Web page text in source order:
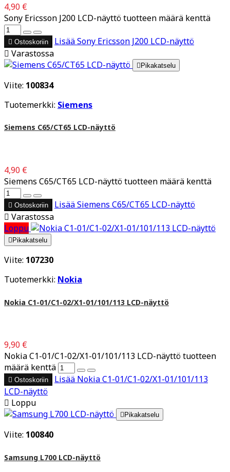
4,90 €
Sony Ericsson J200 LCD-näyttö tuotteen määrä kenttä
 Ostoskoriin LisääSony Ericsson J200 LCD-näyttö
 Varastossa
Pikakatselu
Viite: 100834
Tuotemerkki: Siemens
Siemens C65/CT65 LCD-näyttö
4,90 €
Siemens C65/CT65 LCD-näyttö tuotteen määrä kenttä
 Ostoskoriin LisääSiemens C65/CT65 LCD-näyttö
 Varastossa
Loppu
 Pikakatselu
Viite: 107230
Tuotemerkki: Nokia
Nokia C1-01/C1-02/X1-01/101/113 LCD-näyttö
9,90 €
Nokia C1-01/C1-02/X1-01/101/113 LCD-näyttö tuotteen
määrä kenttä
 Ostoskoriin Lisää Nokia C1-01/C1-02/X1-01/101/113
LCD-näyttö
 Loppu
 Pikakatselu
Viite: 100840
Samsung L700 LCD-näyttö